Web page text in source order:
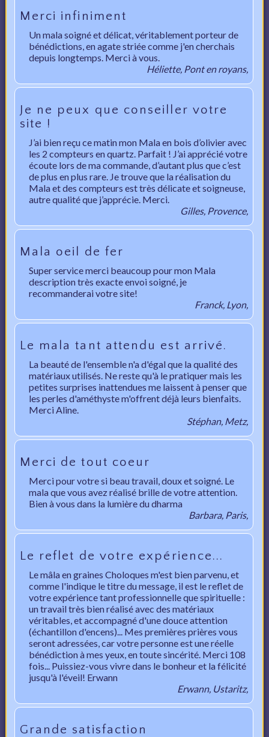
Merci infiniment
Un mala soigné et délicat, véritablement porteur de
bénédictions, en agate striée comme j'en cherchais
depuis longtemps. Merci à vous.
Héliette, Pont en royans,
Je ne peux que conseiller votre
site !
J’ai bien reçu ce matin mon Mala en bois d’olivier avec
les 2 compteurs en quartz. Parfait ! J’ai apprécié votre
écoute lors de ma commande, d’autant plus que c’est
de plus en plus rare. Je trouve que la réalisation du
Mala et des compteurs est très délicate et soigneuse,
autre qualité que j’apprécie. Merci.
Gilles, Provence,
Mala oeil de fer
Super service merci beaucoup pour mon Mala
description très exacte envoi soigné, je
recommanderai votre site!
Franck, Lyon,
Le mala tant attendu est arrivé.
La beauté de l'ensemble n'a d'égal que la qualité des
matériaux utilisés. Ne reste qu'à le pratiquer mais les
petites surprises inattendues me laissent à penser que
les perles d'améthyste m'offrent déjà leurs bienfaits.
Merci Aline.
Stéphan, Metz,
Merci de tout coeur
Merci pour votre si beau travail, doux et soigné. Le
mala que vous avez réalisé brille de votre attention.
Bien à vous dans la lumière du dharma
Barbara, Paris,
Le reflet de votre expérience...
Le mâla en graines Choloques m'est bien parvenu, et
comme l'indique le titre du message, il est le reflet de
votre expérience tant professionnelle que spirituelle :
un travail très bien réalisé avec des matériaux
véritables, et accompagné d'une douce attention
(échantillon d'encens)... Mes premières prières vous
seront adressées, car votre personne est une réelle
bénédiction à mes yeux, en toute sincérité. Merci 108
fois... Puissiez-vous vivre dans le bonheur et la félicité
jusqu'à l'éveil! Erwann
Erwann, Ustaritz,
Grande satisfaction